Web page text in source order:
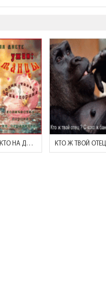
УЖИН ( ДЛЯ ТЕХ, КТО НА ДИЕТЕ)